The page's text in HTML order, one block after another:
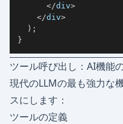
</div>
</div>
) ;
}
ツール呼び出し：AI機能
現代のLLMの最も強力な
スにします：
ツールの定義